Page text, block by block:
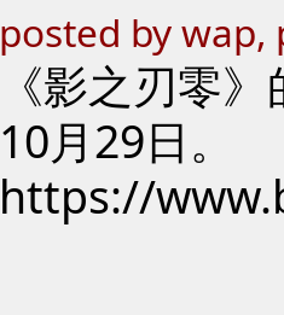
posted by
《影之刃零
10月29日。
https://